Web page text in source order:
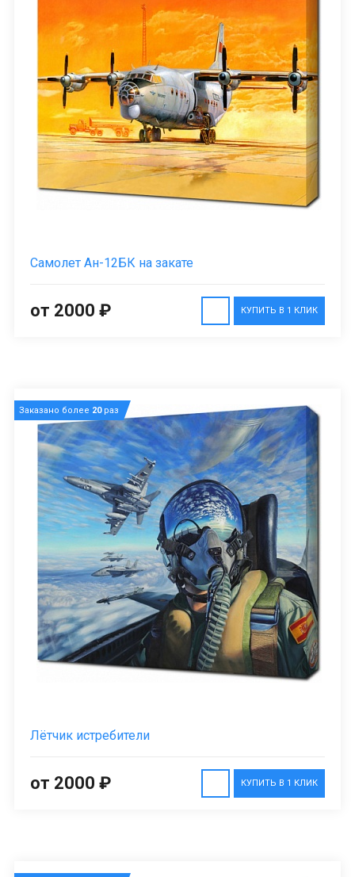
Самолет Ан-12БК на закате
КУПИТЬ В 1 КЛИК
от 2000 ₽
Заказано более 20раз
Лётчик истребители
КУПИТЬ В 1 КЛИК
от 2000 ₽